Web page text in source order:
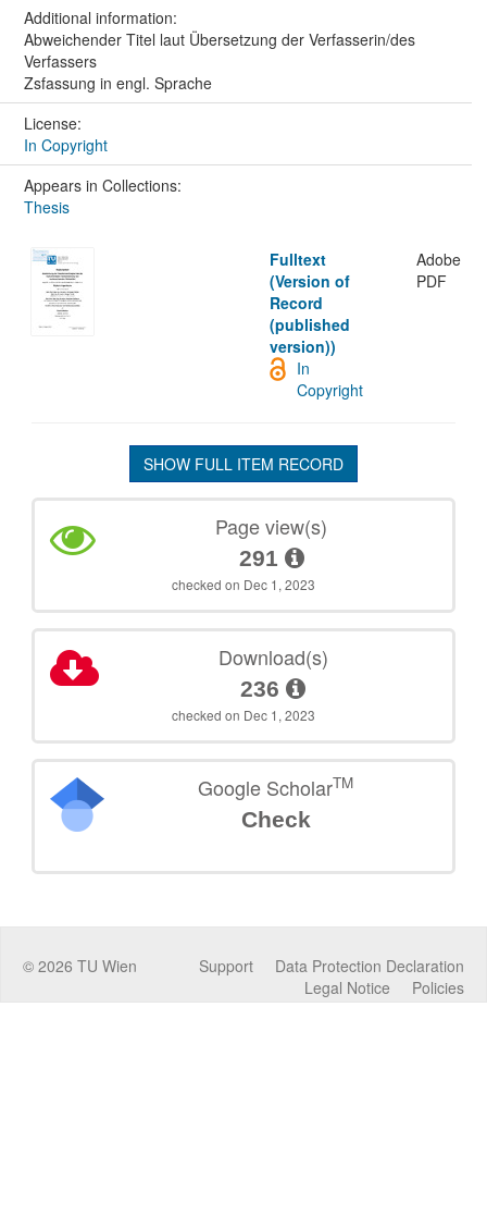
Additional information:
Abweichender Titel laut Übersetzung der Verfasserin/des
Verfassers
Zsfassung in engl. Sprache
License:
In Copyright
Appears in Collections:
Thesis
Fulltext
(Version of
Record
(published
version))
Adobe
PDF
In
Copyright
SHOW FULL ITEM RECORD
Page view(s)
291
checked on Dec 1, 2023
Download(s)
236
checked on Dec 1, 2023
Google ScholarTM
Check
© 2026 TU Wien Data Protection Declaration
Support
Policies
Legal Notice